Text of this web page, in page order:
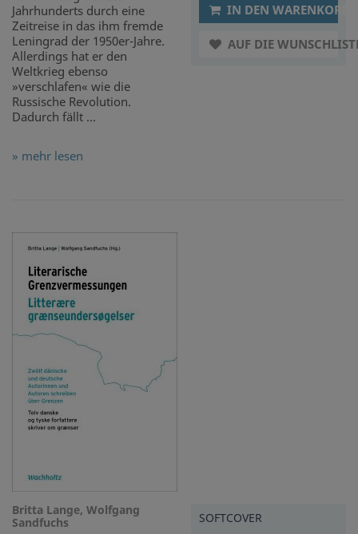
Jahrhunderts durch eine
Zeitreise in das ihm fremde
Leningrad der 1950er-Jahre.
Allerdings hat er den
Weltkrieg ebenso
»verschlafen« wie die
Russische Revolution.
Dadurch fällt ...
» mehr lesen
IN DEN WARENKORB
AUF DIE
Britta Lange, Wolfgang
Sandfuchs
SOFTCOVER